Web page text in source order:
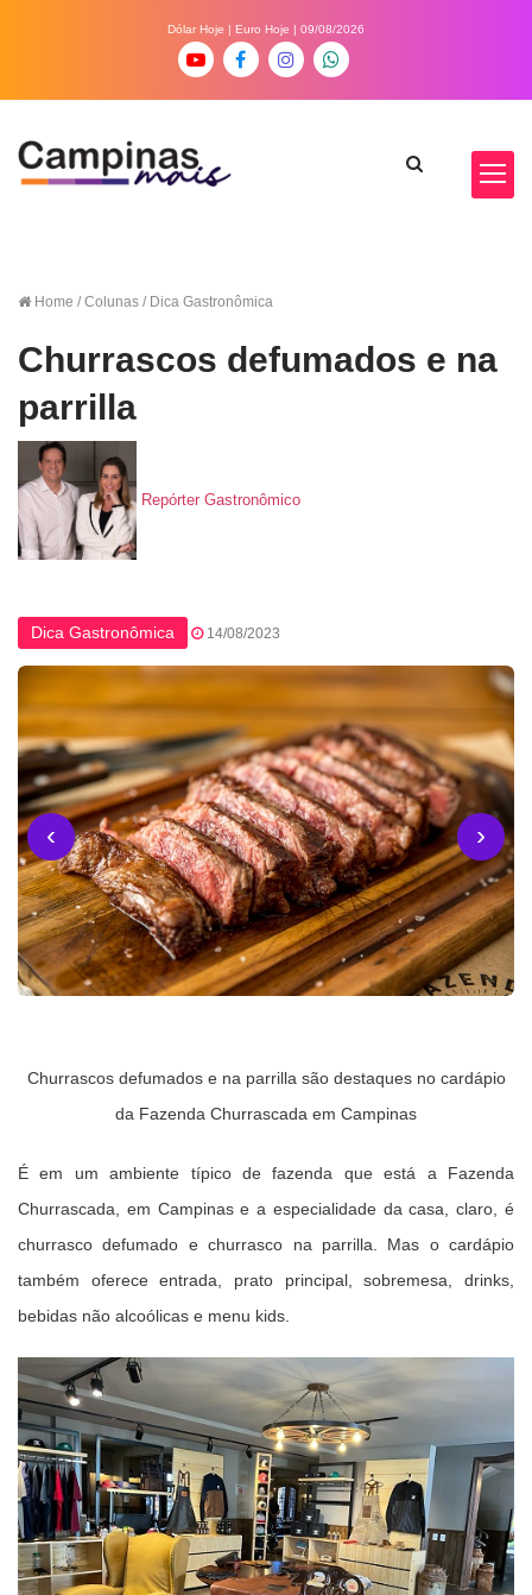
Dólar Hoje | Euro Hoje | 09/08/2026
Home / Colunas / Dica Gastronômica
Churrascos defumados e na
parrilla
Repórter Gastronômico
Dica Gastronômica 14/08/2023
‹ ›
Churrascos defumados e na parrilla são destaques no cardápio
da Fazenda Churrascada em Campinas
É em um ambiente típico de fazenda que está a Fazenda
Churrascada, em Campinas e a especialidade da casa, claro, é
churrasco defumado e churrasco na parrilla. Mas o cardápio
também oferece entrada, prato principal, sobremesa, drinks,
bebidas não alcoólicas e menu kids.